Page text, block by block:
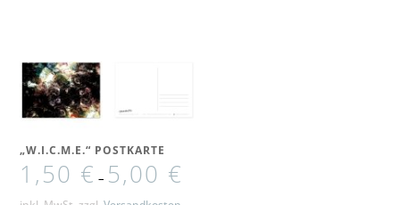
„W.I.C.M.E.“ POSTKARTE
1,50 € – 5,00 €